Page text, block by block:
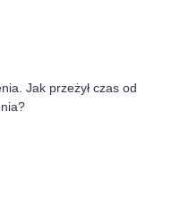
Jak przeżył czas od